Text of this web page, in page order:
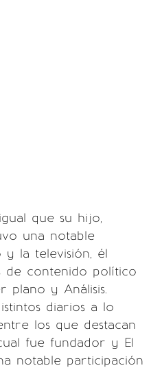
que su hijo,
una notable
la televisión, él
de contenido político
plano y Análisis.
diarios a lo
los que destacan
fue fundador y El
notable participación